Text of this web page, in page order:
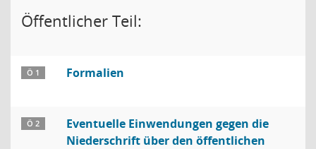
Öffentlicher Teil:
Ö 1 Formalien
Ö 2
Eventuelle Einwendungen gegen die
Niederschrift über den öffentlichen